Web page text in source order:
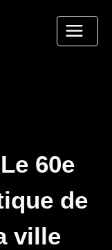
60e
de
ville